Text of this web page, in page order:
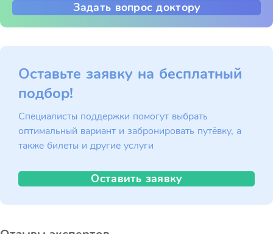
Задать вопрос доктору
Оставьте заявку на бесплатный
подбор!
Специалисты поддержки помогут выбрать
оптимальный вариант и забронировать путёвку, а
также билеты и другие услуги
Оставить заявку